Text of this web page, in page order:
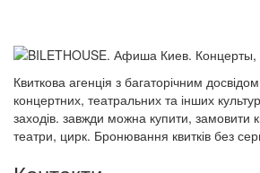
Квиткова агенція з багаторічним
концертних, театральних та інших
заходів. завжди можна купити, замовити
театри, цирк. Бронювання квитків без